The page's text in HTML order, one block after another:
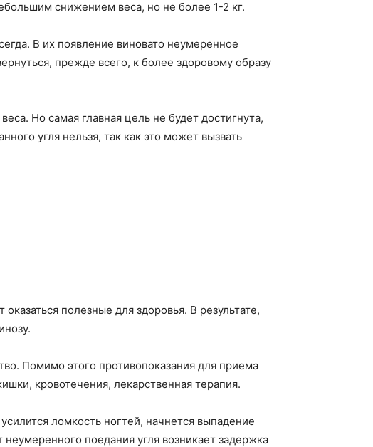
снижением веса, но не более 1-2 кг.
В их появление виновато неумеренное
прежде всего, к более здоровому образу
Но самая главная цель не будет достигнута,
угля нельзя, так как это может вызвать
полезные для здоровья. В результате,
Помимо этого противопоказания для приема
кровотечения, лекарственная терапия.
ломкость ногтей, начнется выпадение
поедания угля возникает задержка